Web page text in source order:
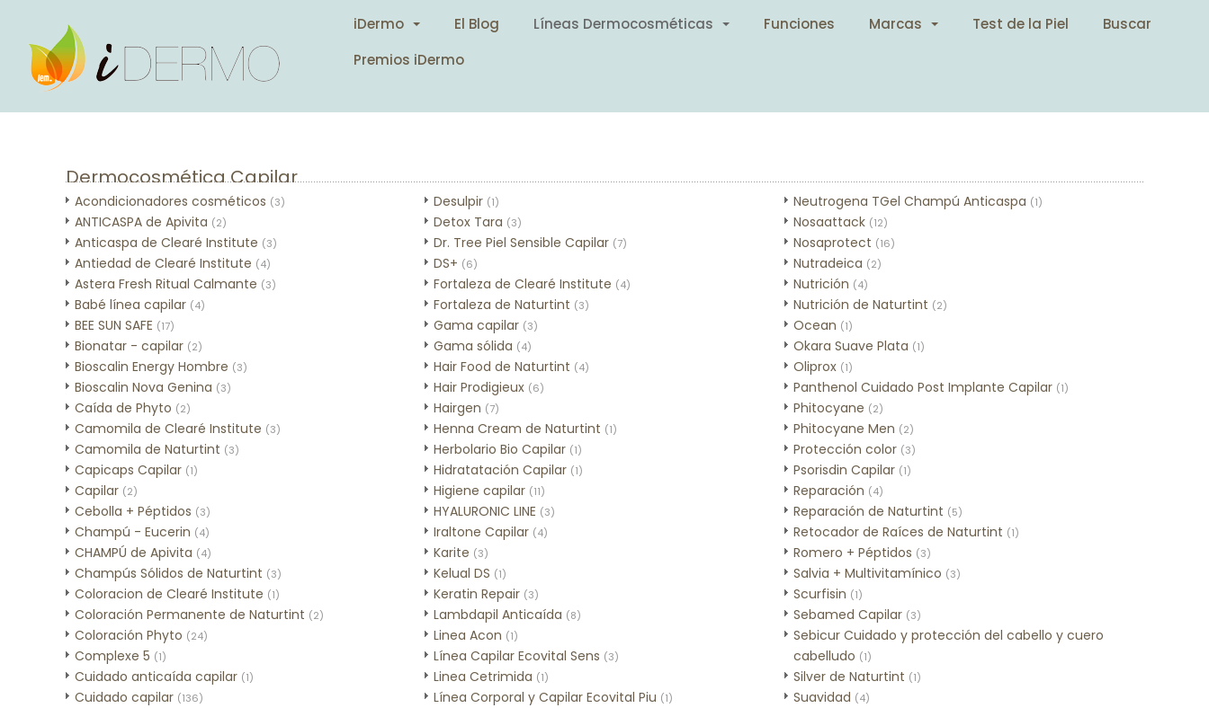
iDermo El Blog Líneas Dermocosméticas Funciones Marcas Test de la Piel
Buscar
Premios iDermo
Dermocosmética Capilar
Acondicionadores cosméticos (3)
ANTICASPA de Apivita (2)
Anticaspa de Clearé Institute (3)
Antiedad de Clearé Institute (4)
Astera Fresh Ritual Calmante (3)
Babé línea capilar (4)
BEE SUN SAFE (17)
Bionatar - capilar (2)
Bioscalin Energy Hombre (3)
Bioscalin Nova Genina (3)
Caída de Phyto (2)
Camomila de Clearé Institute (3)
Camomila de Naturtint (3)
Capicaps Capilar (1)
Capilar (2)
Cebolla + Péptidos (3)
Champú - Eucerin (4)
CHAMPÚ de Apivita (4)
Champús Sólidos de Naturtint (3)
Coloracion de Clearé Institute (1)
Coloración Permanente de Naturtint (2)
Coloración Phyto (24)
Complexe 5 (1)
Cuidado anticaída capilar (1)
Cuidado capilar (136)
Desulpir (1)
Detox Tara (3)
Dr. Tree Piel Sensible Capilar (7)
DS+ (6)
Fortaleza de Clearé Institute (4)
Fortaleza de Naturtint (3)
Gama capilar (3)
Gama sólida (4)
Hair Food de Naturtint (4)
Hair Prodigieux (6)
Hairgen (7)
Henna Cream de Naturtint (1)
Herbolario Bio Capilar (1)
Hidratatación Capilar (1)
Higiene capilar (11)
HYALURONIC LINE (3)
Iraltone Capilar (4)
Karite (3)
Kelual DS (1)
Keratin Repair (3)
Lambdapil Anticaída (8)
Linea Acon (1)
Línea Capilar Ecovital Sens (3)
Linea Cetrimida (1)
Línea Corporal y Capilar Ecovital Piu (1)
Neutrogena TGel Champú Anticaspa (1)
Nosaattack (12)
Nosaprotect (16)
Nutradeica (2)
Nutrición (4)
Nutrición de Naturtint (2)
Ocean (1)
Okara Suave Plata (1)
Oliprox (1)
Panthenol Cuidado Post Implante Capilar (1)
Phitocyane (2)
Phitocyane Men (2)
Protección color (3)
Psorisdin Capilar (1)
Reparación (4)
Reparación de Naturtint (5)
Retocador de Raíces de Naturtint (1)
Romero + Péptidos (3)
Salvia + Multivitamínico (3)
Scurfisin (1)
Sebamed Capilar (3)
Sebicur Cuidado y protección del cabello y cuero
cabelludo (1)
Silver de Naturtint (1)
Suavidad (4)